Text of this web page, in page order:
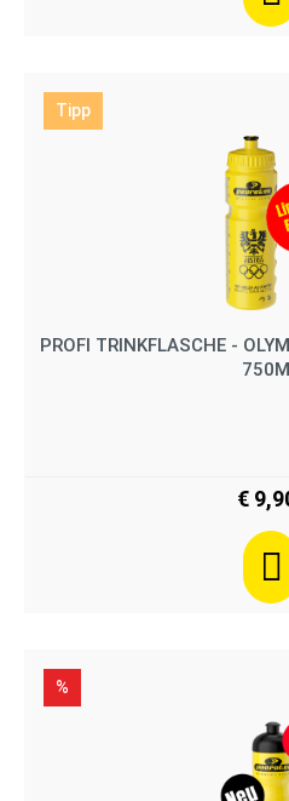
Tipp
PROFI TRINKFLASCHE -
€
%